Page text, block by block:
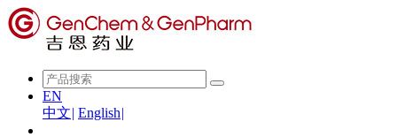
EN
中文| English|